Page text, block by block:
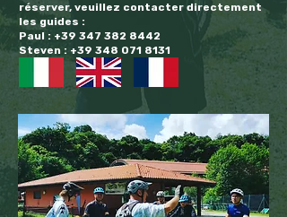
réserver, veuillez contacter directement
les guides :
Paul : +39 347 382 8442
Steven : +39 348 071 8131